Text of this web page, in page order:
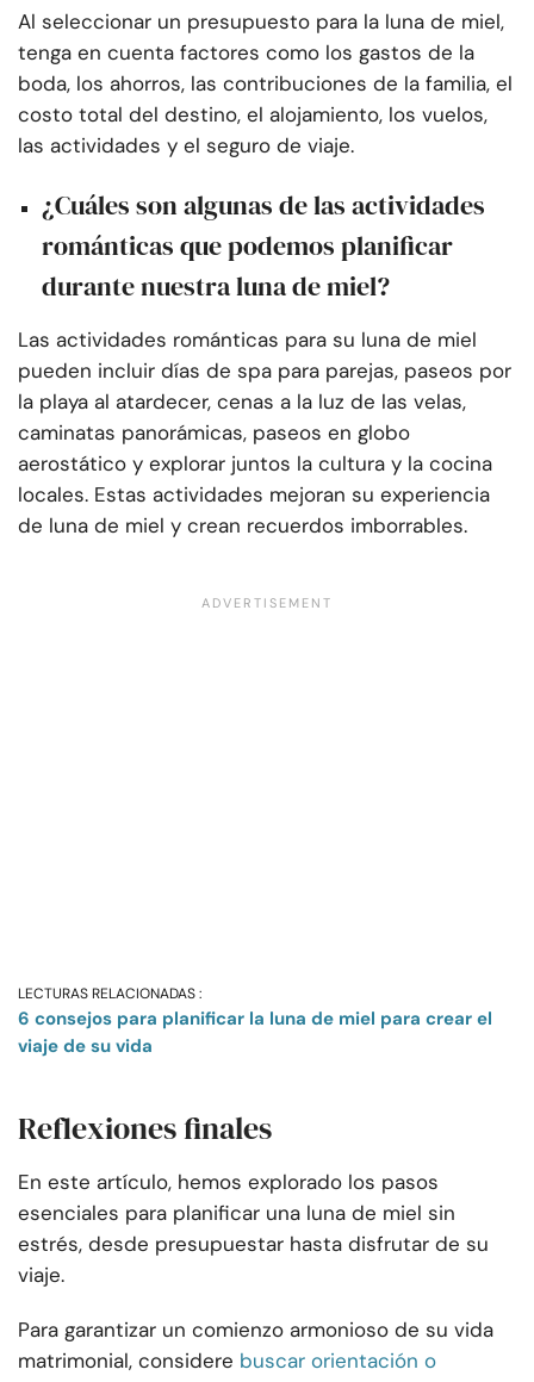
Al seleccionar un presupuesto para la luna de miel,
tenga en cuenta factores como los gastos de la
boda, los ahorros, las contribuciones de la familia, el
costo total del destino, el alojamiento, los vuelos,
las actividades y el seguro de viaje.
¿Cuáles son algunas de las actividades
románticas que podemos planificar
durante nuestra luna de miel?
Las actividades románticas para su luna de miel
pueden incluir días de spa para parejas, paseos por
la playa al atardecer, cenas a la luz de las velas,
caminatas panorámicas, paseos en globo
aerostático y explorar juntos la cultura y la cocina
locales. Estas actividades mejoran su experiencia
de luna de miel y crean recuerdos imborrables.
LECTURAS RELACIONADAS :
6 consejos para planificar la luna de miel para crear el
viaje de su vida
Reflexiones finales
En este artículo, hemos explorado los pasos
esenciales para planificar una luna de miel sin
estrés, desde presupuestar hasta disfrutar de su
viaje.
Para garantizar un comienzo armonioso de su vida
matrimonial, considere buscar orientación o